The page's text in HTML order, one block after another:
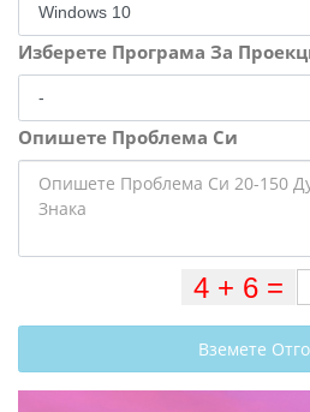
Изберете Програма За
Опишете Проблема Си
Вземете